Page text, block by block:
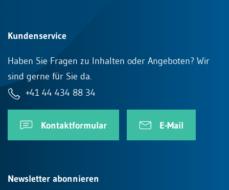
Kundenservice
Haben Sie Fragen zu Inhalten oder Angeboten? Wir
sind gerne für Sie da.
+41 44 434 88 34
Kontaktformular E-Mail
Newsletter abonnieren